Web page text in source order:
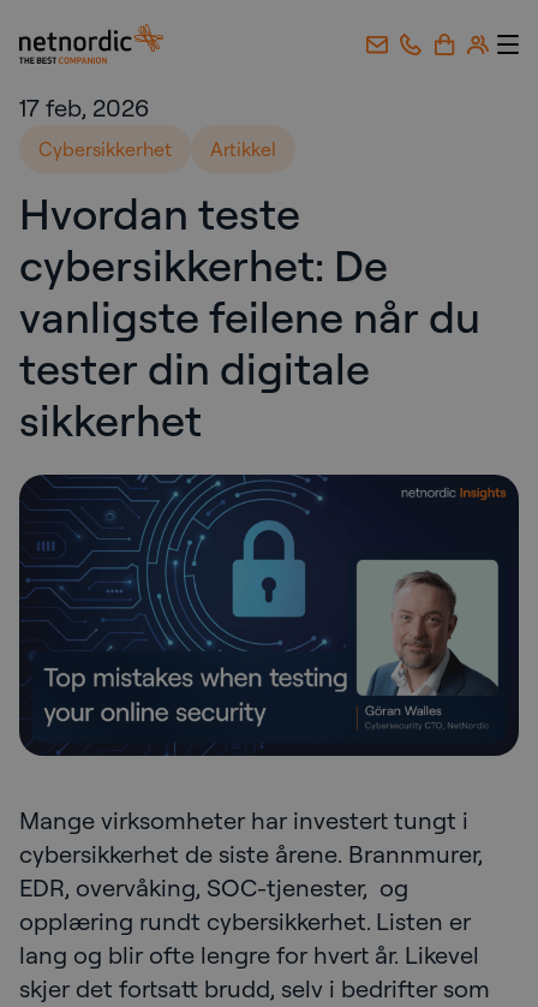
NetNordic Norway
17 feb, 2026
Cybersikkerhet Artikkel
Hvordan teste
cybersikkerhet: De
vanligste feilene når du
tester din digitale
sikkerhet
Mange virksomheter har investert tungt i
cybersikkerhet de siste årene. Brannmurer,
EDR, overvåking, SOC-tjenester, og
opplæring rundt cybersikkerhet. Listen er
lang og blir ofte lengre for hvert år. Likevel
skjer det fortsatt brudd, selv i bedrifter som